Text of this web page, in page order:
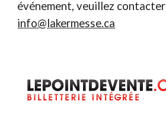
événement, veuillez contacter
info@lakermesse.ca